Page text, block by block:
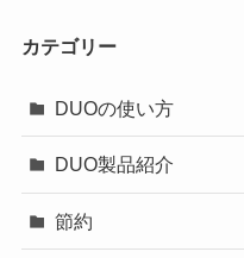
カテゴリー
DUOの使い方
DUO製品紹介
節約